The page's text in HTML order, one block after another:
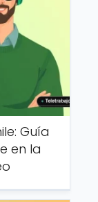
Guía
en la